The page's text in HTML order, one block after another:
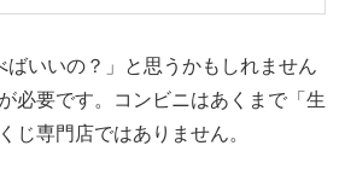
ばいいの？」と思うかもしれません
必要です。コンビニはあくまで「生
じ専門店ではありません。